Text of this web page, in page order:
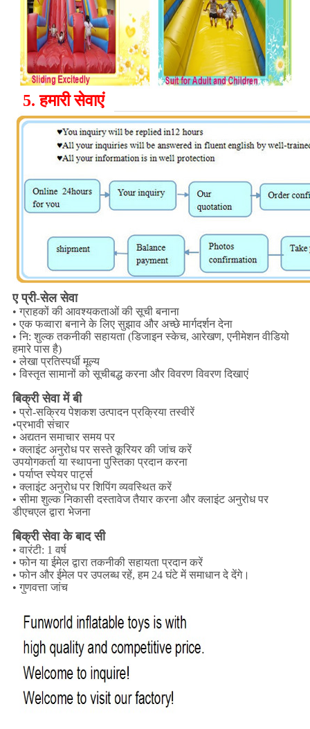
5. हमारी सेवाएं
ए प्री-सेल सेवा
• ग्राहकों की आवश्यकताओं की सूची बनाना
• एक फव्वारा बनाने के लिए सुझाव और अच्छे मार्गदर्शन देना
• नि: शुल्क तकनीकी सहायता (डिजाइन स्केच, आरेखण, एनीमेशन वीडियो
हमारे पास है)
• लेखा प्रतिस्पर्धी मूल्य
• विस्तृत सामानों को सूचीबद्ध करना और विवरण विवरण दिखाएं
बिक्री सेवा में बी
• प्रो-सक्रिय पेशकश उत्पादन प्रक्रिया तस्वीरें
•प्रभावी संचार
• अद्यतन समाचार समय पर
• क्लाइंट अनुरोध पर सस्ते कूरियर की जांच करें
उपयोगकर्ता या स्थापना पुस्तिका प्रदान करना
• पर्याप्त स्पेयर पार्ट्स
• क्लाइंट अनुरोध पर शिपिंग व्यवस्थित करें
• सीमा शुल्क निकासी दस्तावेज तैयार करना और क्लाइंट अनुरोध पर
डीएचएल द्वारा भेजना
बिक्री सेवा के बाद सी
• वारंटी: 1 वर्ष
• फोन या ईमेल द्वारा तकनीकी सहायता प्रदान करें
• फोन और ईमेल पर उपलब्ध रहें, हम 24 घंटे में समाधान दे देंगे।
• गुणवत्ता जांच